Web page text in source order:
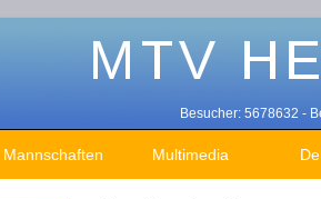
Besucher: 5678632 -
Mannschaften Multimedia